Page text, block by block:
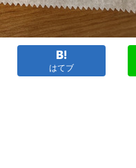
はてブ